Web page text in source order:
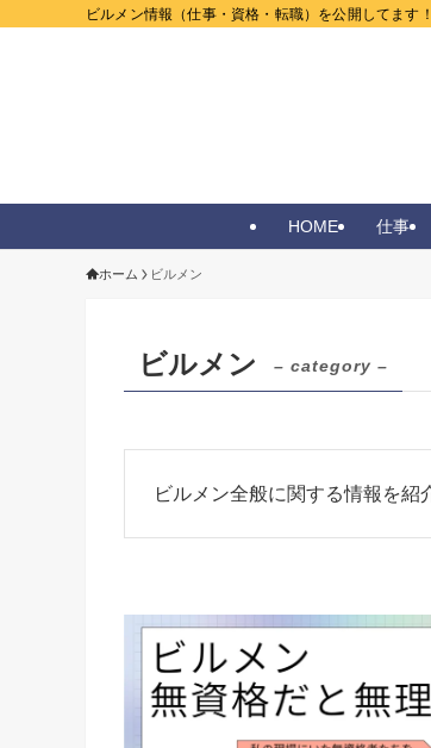
ビルメン情報（仕事・資格・転職）を公開してます
HOME 仕事
ホーム ビルメン
ビルメン – category –
ビルメン全般に関する情報を紹